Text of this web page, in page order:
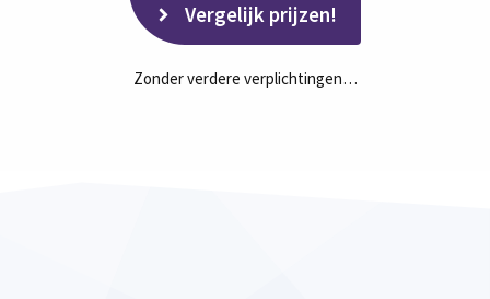
Vergelijk prijzen!
Zonder verdere verplichtingen…